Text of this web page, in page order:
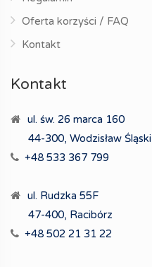
Oferta korzyści / FAQ
Kontakt
Kontakt
ul. św. 26 marca 160
44-300, Wodzisław Śląski
+48 533 367 799
ul. Rudzka 55F
47-400, Racibórz
+48 502 21 31 22